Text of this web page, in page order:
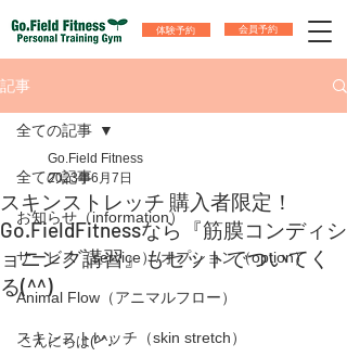
体験予約 会員予約
記事
全ての記事
お知らせ（information）
サービス（service）/オプション（option）
Animal Flow（アニマルフロー）
スキンストレッチ（skin stretch）
全ての記事
スキンストレッチ 購入者限定！
Go.FieldFitnessなら『筋膜コンディシ
ョニング講習』もセットでついてく
る(^^)
Go.Field Fitness
2023年6月7日
こんにちは(^^♪